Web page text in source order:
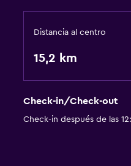
Distancia al centro
15,2 km
Check-in/Check-out
Check-in después de las